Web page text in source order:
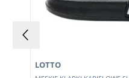
LOTTO